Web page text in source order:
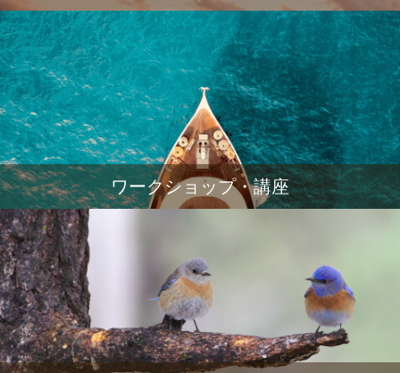
ワークショップ・講座